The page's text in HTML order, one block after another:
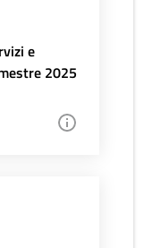
e
2025